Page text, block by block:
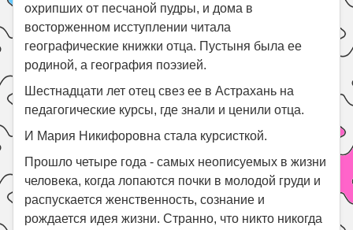
охрипших от песчаной пудры, и дома в
восторженном исступлении читала
географические книжки отца. Пустыня была ее
родиной, а география поэзией.
Шестнадцати лет отец свез ее в Астрахань на
педагогические курсы, где знали и ценили отца.
И Мария Никифоровна стала курсисткой.
Прошло четыре года - самых неописуемых в жизни
человека, когда лопаются почки в молодой груди и
распускается женственность, сознание и
рождается идея жизни. Странно, что никто никогда